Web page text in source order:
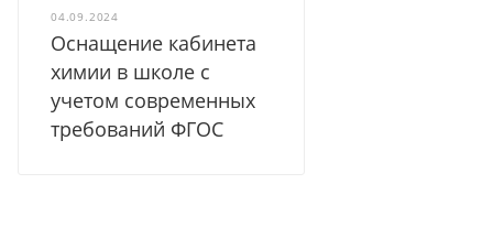
04.09.2024
Оснащение кабинета
химии в школе с
учетом современных
требований ФГОС